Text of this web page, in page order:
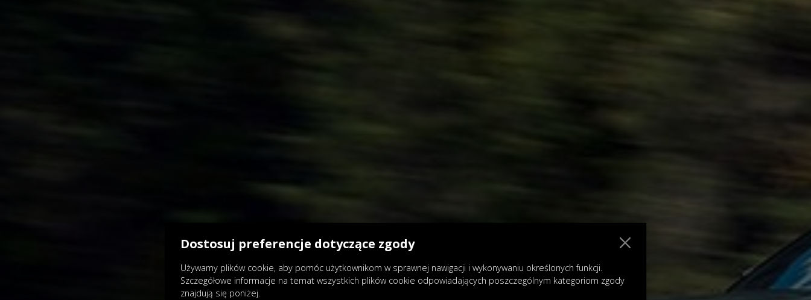
Dostosuj preferencje dotyczące zgody
Używamy plików cookie, aby pomóc użytkownikom w sprawnej nawigacji i wykonywaniu określonych funkcji.
Szczegółowe informacje na temat wszystkich plików cookie odpowiadających poszczególnym kategoriom zgody
znajdują się poniżej.